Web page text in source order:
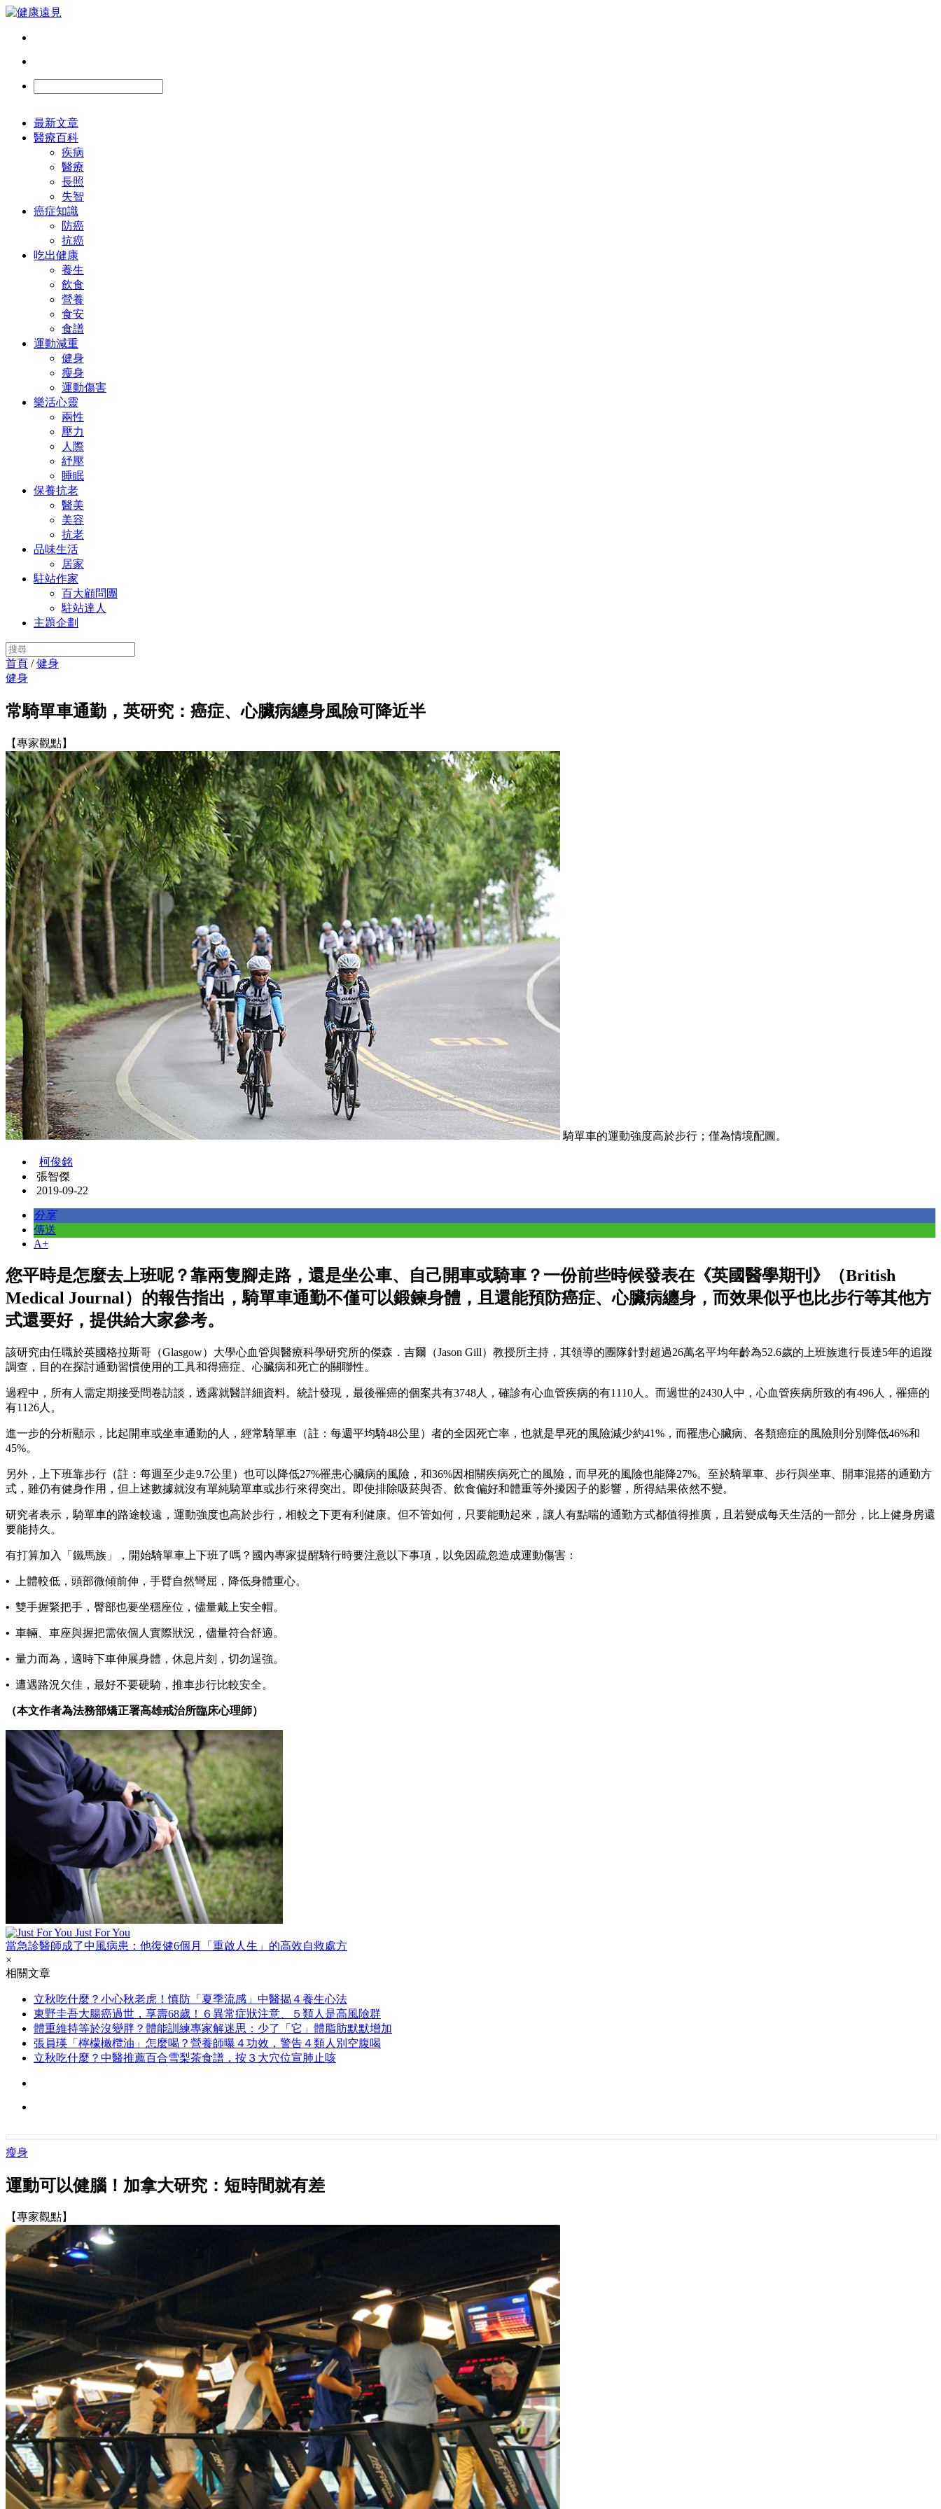
最新文章
醫療百科
疾病
醫療
長照
失智
癌症知識
防癌
抗癌
吃出健康
養生
飲食
營養
食安
食譜
運動減重
健身
瘦身
運動傷害
樂活心靈
兩性
壓力
人際
紓壓
睡眠
保養抗老
醫美
美容
抗老
品味生活
居家
駐站作家
百大顧問團
駐站達人
主題企劃
首頁 /健身
健身
常騎單車通勤，英研究：癌症、心臟病纏身風險可降近半
【專家觀點】
騎單車的運動強度高於步行；僅為情境配圖。
柯俊銘
張智傑
2019-09-22
分享
傳送
A+
您平時是怎麼去上班呢？靠兩隻腳走路，還是坐公車、自己開車或騎車？一份前些時候發表在《英國醫學期刊》（British
Medical Journal）的報告指出，騎單車通勤不僅可以鍛鍊身體，且還能預防癌症、心臟病纏身，而效果似乎也比步行等其他方
式還要好，提供給大家參考。
該研究由任職於英國格拉斯哥（Glasgow）大學心血管與醫療科學研究所的傑森．吉爾（Jason Gill）教授所主持，其領導的團隊針對超過26萬名平均年齡為52.6歲的上班族進行長達5年的追蹤
調查，目的在探討通勤習慣使用的工具和得癌症、心臟病和死亡的關聯性。
過程中，所有人需定期接受問卷訪談，透露就醫詳細資料。統計發現，最後罹癌的個案共有3748人，確診有心血管疾病的有1110人。而過世的2430人中，心血管疾病所致的有496人，罹癌的
有1126人。
進一步的分析顯示，比起開車或坐車通勤的人，經常騎單車（註：每週平均騎48公里）者的全因死亡率，也就是早死的風險減少約41%，而罹患心臟病、各類癌症的風險則分別降低46%和
45%。
另外，上下班靠步行（註：每週至少走9.7公里）也可以降低27%罹患心臟病的風險，和36%因相關疾病死亡的風險，而早死的風險也能降27%。至於騎單車、步行與坐車、開車混搭的通勤方
式，雖仍有健身作用，但上述數據就沒有單純騎單車或步行來得突出。即使排除吸菸與否、飲食偏好和體重等外擾因子的影響，所得結果依然不變。
研究者表示，騎單車的路途較遠，運動強度也高於步行，相較之下更有利健康。但不管如何，只要能動起來，讓人有點喘的通勤方式都值得推廣，且若變成每天生活的一部分，比上健身房還
要能持久。
有打算加入「鐵馬族」，開始騎單車上下班了嗎？國內專家提醒騎行時要注意以下事項，以免因疏忽造成運動傷害：
• 上體較低，頭部微傾前伸，手臂自然彎屈，降低身體重心。
• 雙手握緊把手，臀部也要坐穩座位，儘量戴上安全帽。
• 車輛、車座與握把需依個人實際狀況，儘量符合舒適。
• 量力而為，適時下車伸展身體，休息片刻，切勿逞強。
• 遭遇路況欠佳，最好不要硬騎，推車步行比較安全。
（本文作者為法務部矯正署高雄戒治所臨床心理師）
Just For You
當急診醫師成了中風病患：他復健6個月「重啟人生」的高效自救處方
×
相關文章
立秋吃什麼？小心秋老虎！慎防「夏季流感」中醫揭４養生心法
東野圭吾大腸癌過世，享壽68歲！６異常症狀注意、５類人是高風險群
體重維持等於沒變胖？體能訓練專家解迷思：少了「它」體脂肪默默增加
張員瑛「檸檬橄欖油」怎麼喝？營養師曝４功效，警告４類人別空腹喝
立秋吃什麼？中醫推薦百合雪梨茶食譜，按３大穴位宣肺止咳
瘦身
運動可以健腦！加拿大研究：短時間就有差
【專家觀點】